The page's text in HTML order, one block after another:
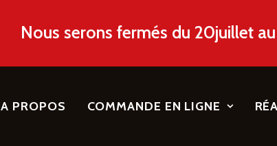
Nous serons fermés du 20juillet
A PROPOS COMMANDE EN LIGNE